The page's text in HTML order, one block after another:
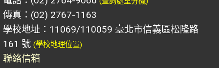
傳真：(02) 2767-1163
學校地址：11069/110059 臺北市信義區松隆路
161 號 (學校地理位置)
聯絡信箱